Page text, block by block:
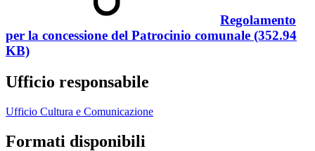
Regolamento
per la concessione del Patrocinio comunale (352.94
KB)
Ufficio responsabile
Ufficio Cultura e Comunicazione
Formati disponibili